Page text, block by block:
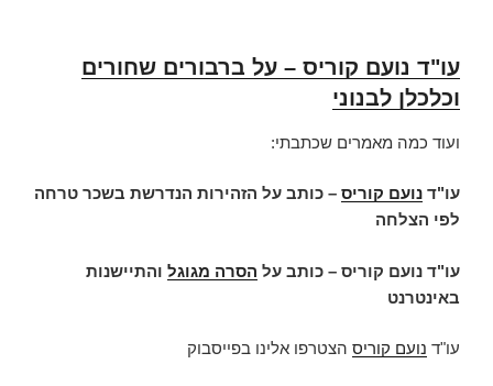
עו"ד נועם קוריס – על ברבורים שחורים
וכלכלן לבנוני
ועוד כמה מאמרים שכתבתי:
עו"ד נועם קוריס – כותב על הזהירות הנדרשת בשכר טרחה
לפי הצלחה
עו"ד נועם קוריס – כותב על הסרה מגוגל והתיישנות
באינטרנט
עו"ד נועם קוריס הצטרפו אלינו בפייסבוק